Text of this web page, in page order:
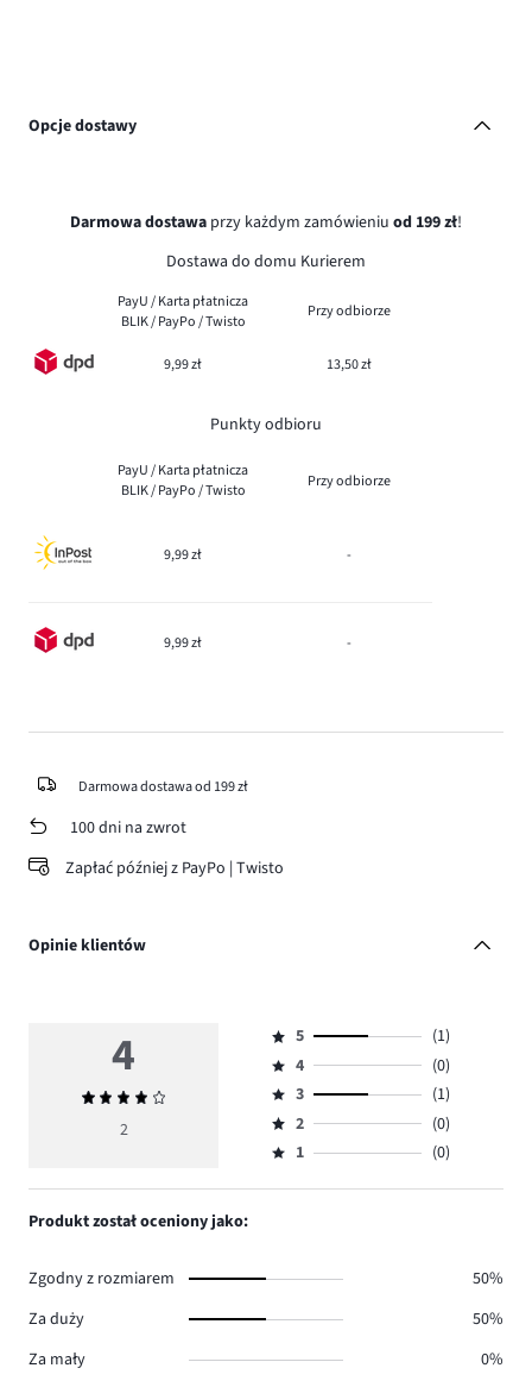
Opcje dostawy
Darmowa dostawa przy każdym zamówieniu od 199 zł!
Dostawa do domu Kurierem
PayU / Karta płatnicza
BLIK / PayPo / Twisto
Przy odbiorze
9,99 zł 13,50 zł
Punkty odbioru
PayU / Karta płatnicza
BLIK / PayPo / Twisto
Przy odbiorze
9,99 zł -
9,99 zł -
Darmowa dostawa od 199 zł
100 dni na zwrot
Zapłać później z PayPo | Twisto
Opinie klientów
4
Średnia
ocena
2
Ocena
5,
ilość
głosów
1.
5
(1)
Ocena
4,
ilość
głosów
4
(0)
Ocena
3,
ilość
3
(1)
Ocena
2,
2
(0)
Ocena
1,
1 (0)
Produkt został oceniony jako:
Zgodny z rozmiarem
50%
Za duży
50%
Za mały
0%